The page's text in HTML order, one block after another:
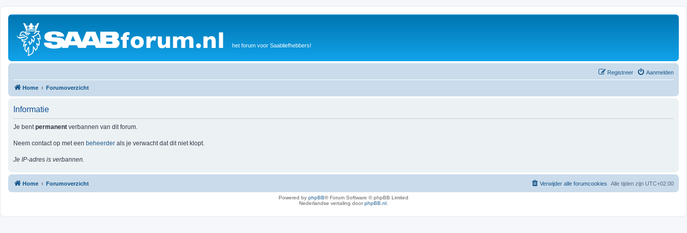
het forum voor Saabliefhebbers!
Aanmelden
Registreer
Home Forumoverzicht
Informatie
Je bentpermanent verbannen van dit forum.
Neem contact op met een beheerder als je verwacht dat dit niet klopt.
Je IP-adres is verbannen.
Home Forumoverzicht Alle tijden zijn UTC+02:00
Verwijder alle forumcookies
Powered by phpBB® Forum Software © phpBB Limited
Nederlandse vertaling doorphpBB.nl